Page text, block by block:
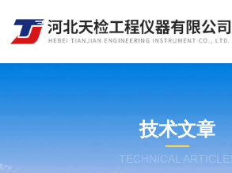
技术文章
TECHNICAL